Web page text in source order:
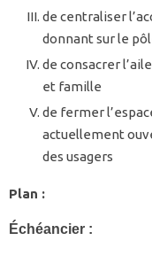
de centraliser
donnant sur le
de consacrer
et famille
de fermer
actuellement
des usagers
Plan :
Échéancier :